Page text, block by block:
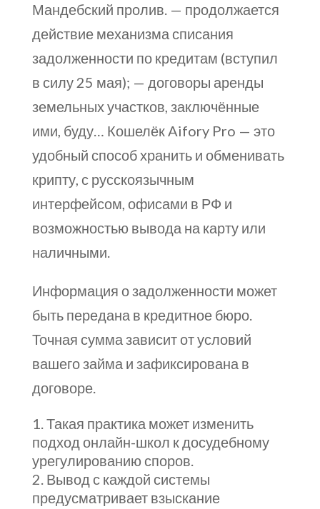
Мандебский пролив. — продолжается
действие механизма списания
задолженности по кредитам (вступил
в силу 25 мая); — договоры аренды
земельных участков, заключённые
ими, буду… Кошелёк Aifory Pro — это
удобный способ хранить и обменивать
крипту, с русскоязычным
интерфейсом, офисами в РФ и
возможностью вывода на карту или
наличными.
Информация о задолженности может
быть передана в кредитное бюро.
Точная сумма зависит от условий
вашего займа и зафиксирована в
договоре.
Такая практика может изменить
подход онлайн-школ к досудебному
урегулированию споров.
Вывод с каждой системы
предусматривает взыскание